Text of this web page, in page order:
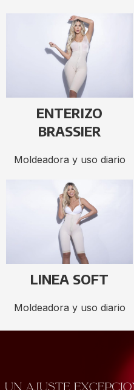
ENTERIZO
BRASSIER
Moldeadora y uso diario
LINEA SOFT
Moldeadora y uso diario